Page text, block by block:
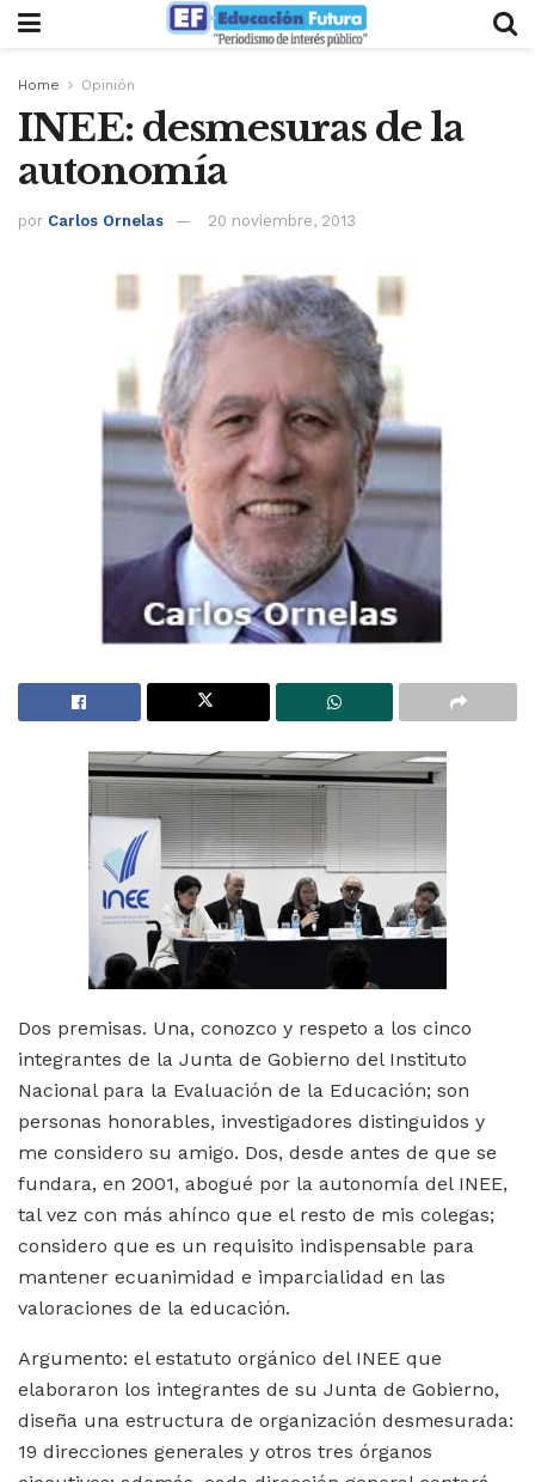
Home Opinión
INEE: desmesuras de la
autonomía
por Carlos Ornelas 20 noviembre, 2013
Dos premisas. Una, conozco y respeto a los cinco
integrantes de la Junta de Gobierno del Instituto
Nacional para la Evaluación de la Educación; son
personas honorables, investigadores distinguidos y
me considero su amigo. Dos, desde antes de que se
fundara, en 2001, abogué por la autonomía del INEE,
tal vez con más ahínco que el resto de mis colegas;
considero que es un requisito indispensable para
mantener ecuanimidad e imparcialidad en las
valoraciones de la educación.
Argumento: el estatuto orgánico del INEE que
elaboraron los integrantes de su Junta de Gobierno,
diseña una estructura de organización desmesurada:
19 direcciones generales y otros tres órganos